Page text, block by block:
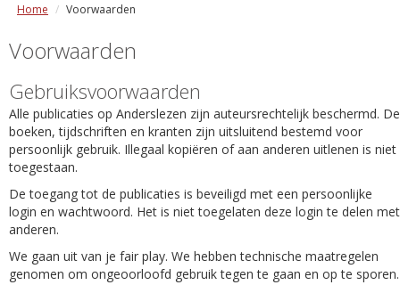
Home Voorwaarden
Voorwaarden
Gebruiksvoorwaarden
Alle publicaties op Anderslezen zijn auteursrechtelijk beschermd. De
boeken, tijdschriften en kranten zijn uitsluitend bestemd voor
persoonlijk gebruik. Illegaal kopiëren of aan anderen uitlenen is niet
toegestaan.
De toegang tot de publicaties is beveiligd met een persoonlijke
login en wachtwoord. Het is niet toegelaten deze login te delen met
anderen.
We gaan uit van je fair play. We hebben technische maatregelen
genomen om ongeoorloofd gebruik tegen te gaan en op te sporen.